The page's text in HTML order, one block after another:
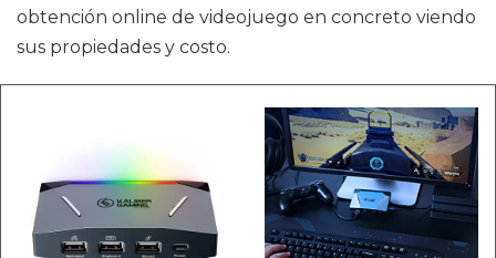
obtención online de videojuego en concreto viendo
sus propiedades y costo.